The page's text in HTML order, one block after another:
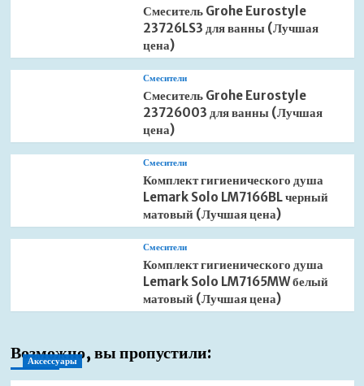
Смеситель Grohe Eurostyle
23726LS3 для ванны (Лучшая
цена)
Смесители
Смеситель Grohe Eurostyle
23726003 для ванны (Лучшая
цена)
Смесители
Комплект гигиенического душа
Lemark Solo LM7166BL черный
матовый (Лучшая цена)
Смесители
Комплект гигиенического душа
Lemark Solo LM7165MW белый
матовый (Лучшая цена)
Возможно, вы пропустили:
Аксессуары